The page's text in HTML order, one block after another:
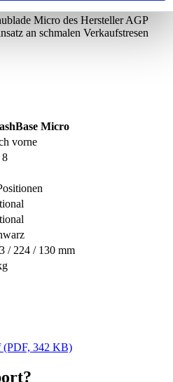
225 mm und einem robusten
Micro des Hersteller AGP
an schmalen Verkaufstresen
Micro
vorne
8
/ 224 / 130 mm
(PDF, 342 KB)